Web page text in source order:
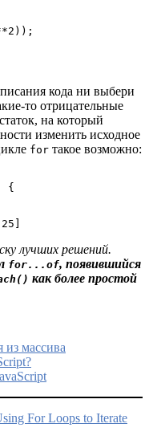
кода ни выбери
то отрицательные
на который
изменить исходное
for такое возможно:
{
лучших решений.
for...of, появившийся
как более простой
из массива
For Loops to Iterate